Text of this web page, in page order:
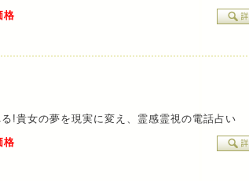
格
!貴女の夢を現実に変え、霊感霊視の電話占い
格